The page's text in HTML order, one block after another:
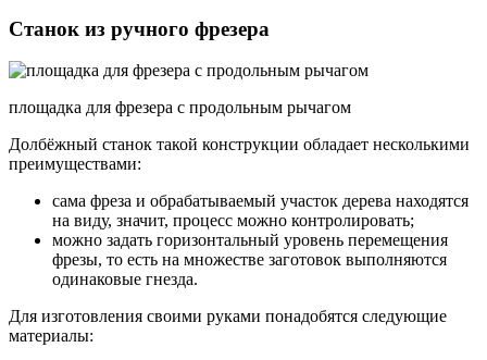
Станок из ручного фрезера
площадка для фрезера с продольным рычагом
Долбёжный станок такой конструкции обладает несколькими
преимуществами:
сама фреза и обрабатываемый участок дерева находятся
на виду, значит, процесс можно контролировать;
можно задать горизонтальный уровень перемещения
фрезы, то есть на множестве заготовок выполняются
одинаковые гнезда.
Для изготовления своими руками понадобятся следующие
материалы: